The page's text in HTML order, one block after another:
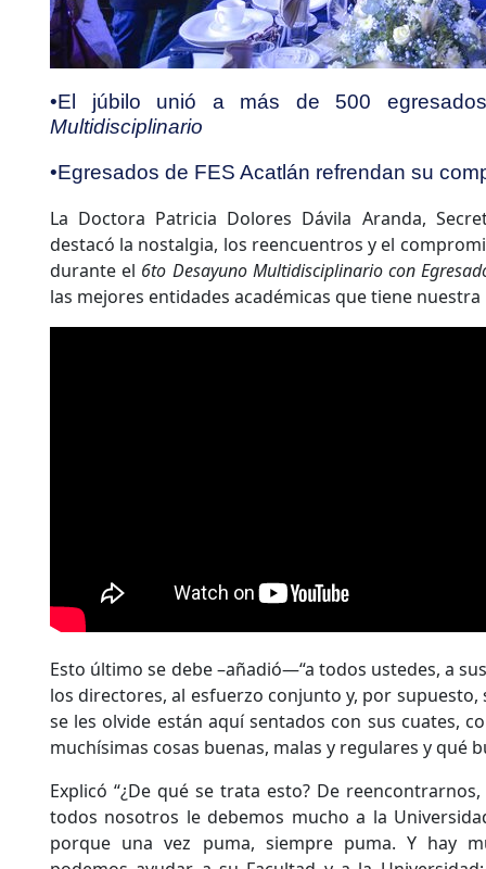
•El júbilo unió a más de 500
Multidisciplinario
•Egresados de FES Acatlán refrendan su
La Doctora Patricia Dolores Dávila Aranda,
destacó la nostalgia, los reencuentros y el
durante el 6to Desayuno Multidisciplinario con
las mejores entidades académicas que tiene nuestra
Esto último se debe –añadió—“a todos ustedes, a
los directores, al esfuerzo conjunto y, por supuesto,
se les olvide están aquí sentados con sus cuates,
muchísimas cosas buenas, malas y regulares y qué
Explicó “¿De qué se trata esto? De
todos nosotros le debemos mucho a la
porque una vez puma, siempre puma. Y hay